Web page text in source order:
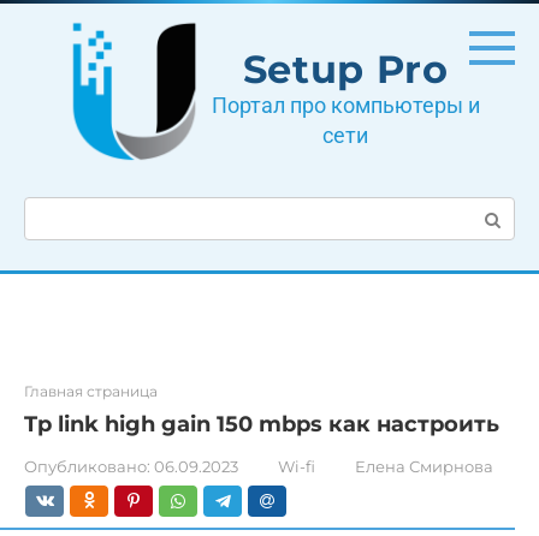
Перейти
Setup Pro
Портал про компьютеры и
сети
Главная страница
Tp link high gain 150 mbps как настроить
Опубликовано: 06.09.2023 Wi-fi Елена Смирнова